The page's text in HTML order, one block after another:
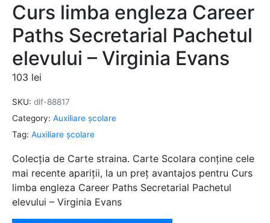
Curs limba engleza Career
Paths Secretarial Pachetul
elevului – Virginia Evans
103 lei
SKU: dlf-88817
Category: Auxiliare şcolare
Tag: Auxiliare şcolare
Colecția de Carte straina. Carte Scolara conține cele
mai recente apariții, la un preț avantajos pentru Curs
limba engleza Career Paths Secretarial Pachetul
elevului – Virginia Evans